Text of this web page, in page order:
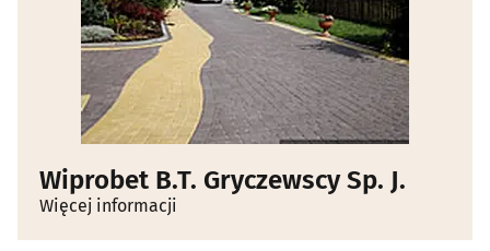
Wiprobet B.T. Gryczewscy Sp. J.
Więcej informacji